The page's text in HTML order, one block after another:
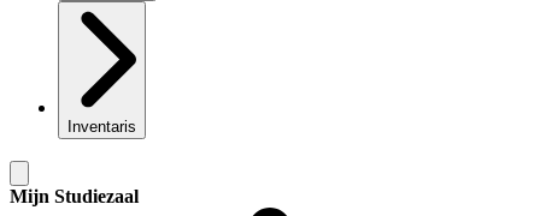
Inventaris
Mijn Studiezaal